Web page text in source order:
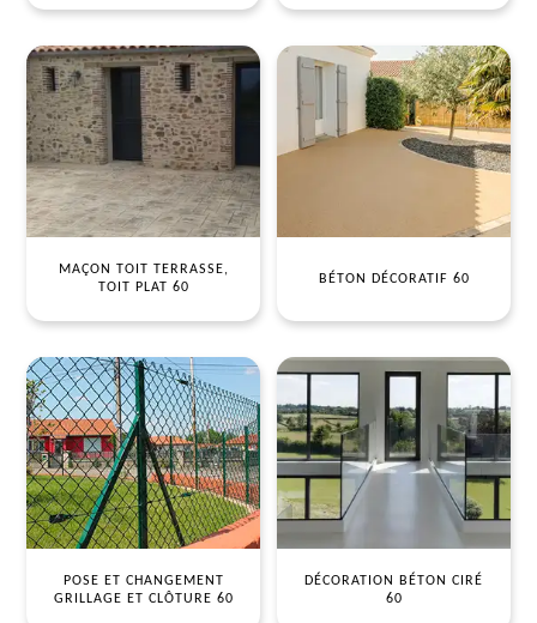
MAÇON TOIT TERRASSE,
TOIT PLAT 60
BÉTON DÉCORATIF 60
POSE ET CHANGEMENT
GRILLAGE ET CLÔTURE 60
DÉCORATION BÉTON CIRÉ
60